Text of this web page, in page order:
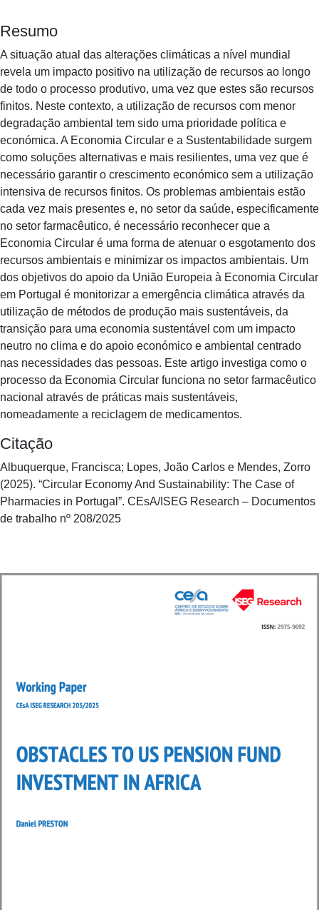
Resumo
A situação atual das alterações climáticas a nível mundial
revela um impacto positivo na utilização de recursos ao longo
de todo o processo produtivo, uma vez que estes são recursos
finitos. Neste contexto, a utilização de recursos com menor
degradação ambiental tem sido uma prioridade política e
económica. A Economia Circular e a Sustentabilidade surgem
como soluções alternativas e mais resilientes, uma vez que é
necessário garantir o crescimento económico sem a utilização
intensiva de recursos finitos. Os problemas ambientais estão
cada vez mais presentes e, no setor da saúde, especificamente
no setor farmacêutico, é necessário reconhecer que a
Economia Circular é uma forma de atenuar o esgotamento dos
recursos ambientais e minimizar os impactos ambientais. Um
dos objetivos do apoio da União Europeia à Economia Circular
em Portugal é monitorizar a emergência climática através da
utilização de métodos de produção mais sustentáveis, da
transição para uma economia sustentável com um impacto
neutro no clima e do apoio económico e ambiental centrado
nas necessidades das pessoas. Este artigo investiga como o
processo da Economia Circular funciona no setor farmacêutico
nacional através de práticas mais sustentáveis,
nomeadamente a reciclagem de medicamentos.
Citação
Albuquerque, Francisca; Lopes, João Carlos e Mendes, Zorro
(2025). “Circular Economy And Sustainability: The Case of
Pharmacies in Portugal”. CEsA/ISEG Research – Documentos
de trabalho nº 208/2025